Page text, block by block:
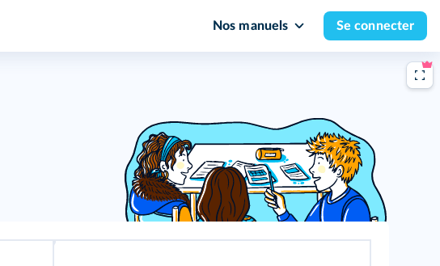
Nos manuels Se connecter